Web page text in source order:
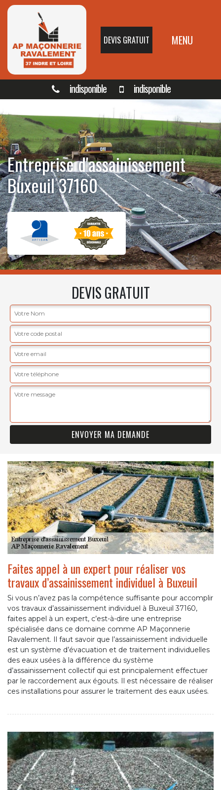
DEVIS GRATUIT MENU
indisponible indisponible
Entreprise d'assainissement
Buxeuil 37160
DEVIS GRATUIT
Faites appel à un expert pour réaliser vos
travaux d’assainissement individuel à Buxeuil
Si vous n’avez pas la compétence suffisante pour accomplir
vos travaux d’assainissement individuel à Buxeuil 37160,
faites appel à un expert, c’est-à-dire une entreprise
spécialisée dans ce domaine comme AP Maçonnerie
Ravalement. Il faut savoir que l’assainissement individuelle
est un système d’évacuation et de traitement individuelles
des eaux usées à la différence du système
d’assainissement collectif qui est principalement effectuer
par le raccordement aux égouts. Il est nécessaire de réaliser
ces installations pour assurer le traitement des eaux usées.